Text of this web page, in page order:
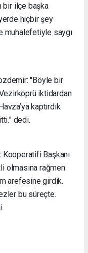
bir ilçe başka
hiçbir şey
muhalefetiyle saygı
"Böyle bir
iktidardan
kaptırdık.
dedi.
Başkanı
olmasına rağmen
arefesine girdik.
bu süreçte.